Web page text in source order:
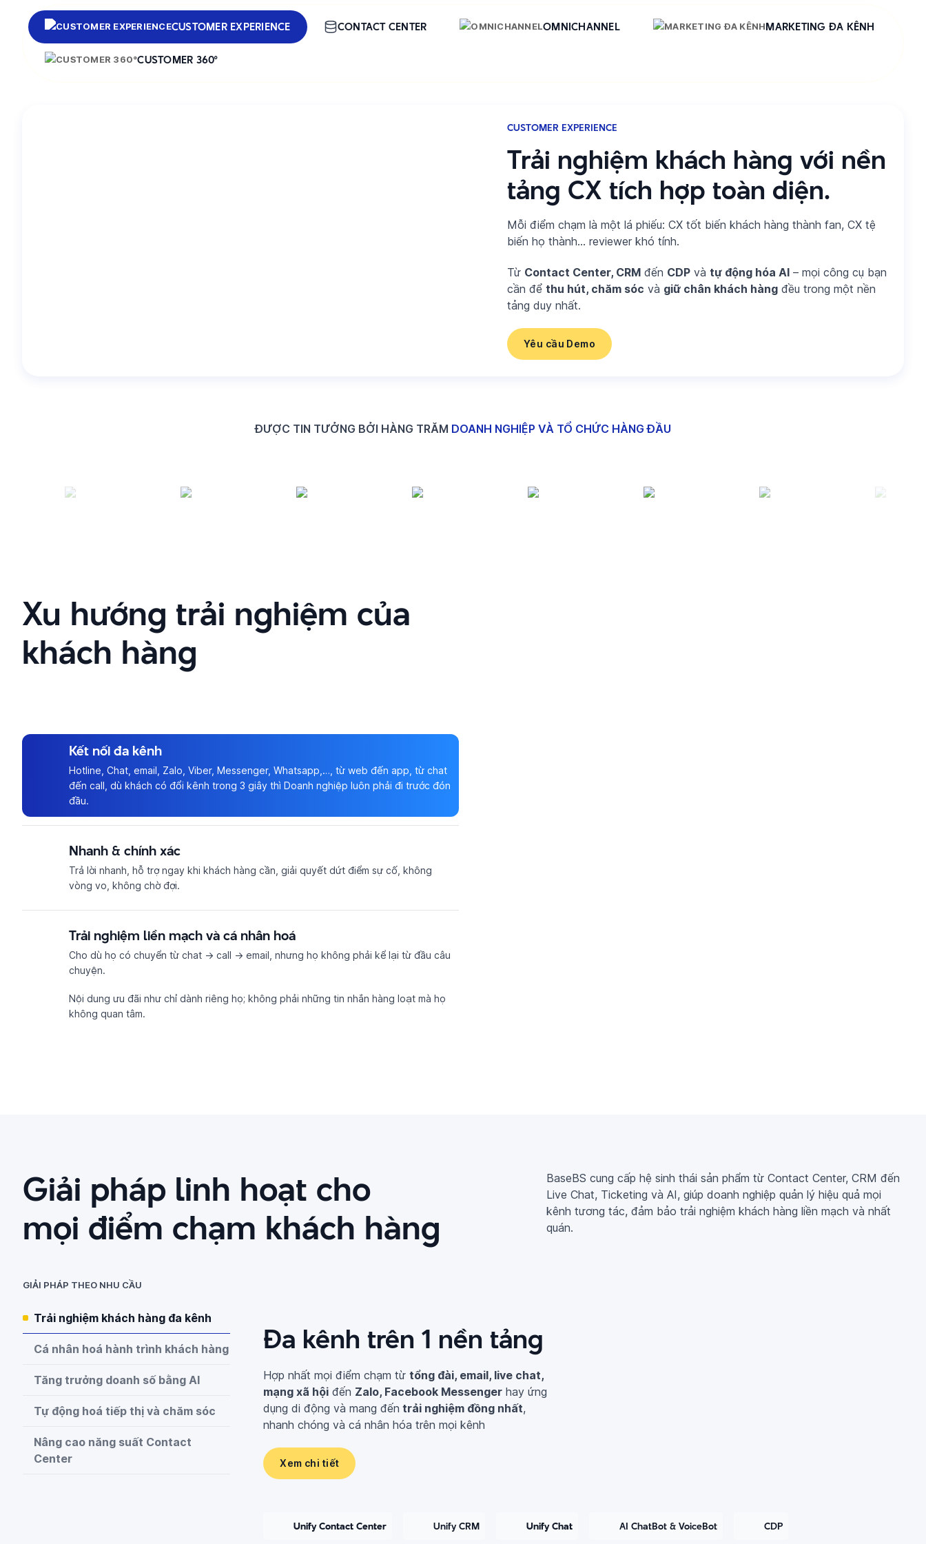
CUSTOMER EXPERIENCE CONTACT CENTER OMNICHANNEL MARKETING ĐA KÊNH
CUSTOMER 360°
CUSTOMER EXPERIENCE
Trải nghiệm khách hàng với nền
tảng CX tích hợp toàn diện.
Mỗi điểm chạm là một lá phiếu: CX tốt biến khách hàng thành fan, CX tệ
biến họ thành… reviewer khó tính.
Từ Contact Center, CRM đến CDP và tự động hóa AI – mọi công cụ bạn
cần để thu hút, chăm sóc và giữ chân khách hàng đều trong một nền
tảng duy nhất.
Yêu cầu Demo
ĐƯỢC TIN TƯỞNG BỞI HÀNG TRĂM DOANH NGHIỆP VÀ TỔ CHỨC HÀNG ĐẦU
Xu hướng trải nghiệm của
khách hàng
Kết nối đa kênh
Hotline, Chat, email, Zalo, Viber, Messenger, Whatsapp,…, từ web đến app, từ chat
đến call, dù khách có đổi kênh trong 3 giây thì Doanh nghiệp luôn phải đi trước đón
đầu.
Nhanh & chính xác
Trả lời nhanh, hỗ trợ ngay khi khách hàng cần, giải quyết dứt điểm sự cố, không
vòng vo, không chờ đợi.
Trải nghiệm liền mạch và cá nhân hoá
Cho dù họ có chuyển từ chat → call → email, nhưng họ không phải kể lại từ đầu câu
chuyện.
Nội dung ưu đãi như chỉ dành riêng họ; không phải những tin nhắn hàng loạt mà họ
không quan tâm.
Giải pháp linh hoạt cho
mọi điểm chạm khách hàng
BaseBS cung cấp hệ sinh thái sản phẩm từ Contact Center, CRM đến
Live Chat, Ticketing và AI, giúp doanh nghiệp quản lý hiệu quả mọi
kênh tương tác, đảm bảo trải nghiệm khách hàng liền mạch và nhất
quán.
GIẢI PHÁP THEO NHU CẦU
Trải nghiệm khách hàng đa kênh
Cá nhân hoá hành trình khách hàng
Tăng trưởng doanh số bằng AI
Tự động hoá tiếp thị và chăm sóc
Nâng cao năng suất Contact
Center
Đa kênh trên 1 nền tảng
Hợp nhất mọi điểm chạm từtổng đài, email, live chat,
mạng xã hội đến Zalo, Facebook Messenger hay ứng
dụng di động và mang đến trải nghiệm đồng nhất,
nhanh chóng và cá nhân hóa trên mọi kênh
Xem chi tiết
Unify Contact Center Unify CRM Unify Chat AI ChatBot & VoiceBot CDP